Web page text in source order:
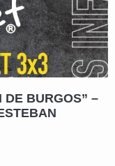
DE BURGOS” –